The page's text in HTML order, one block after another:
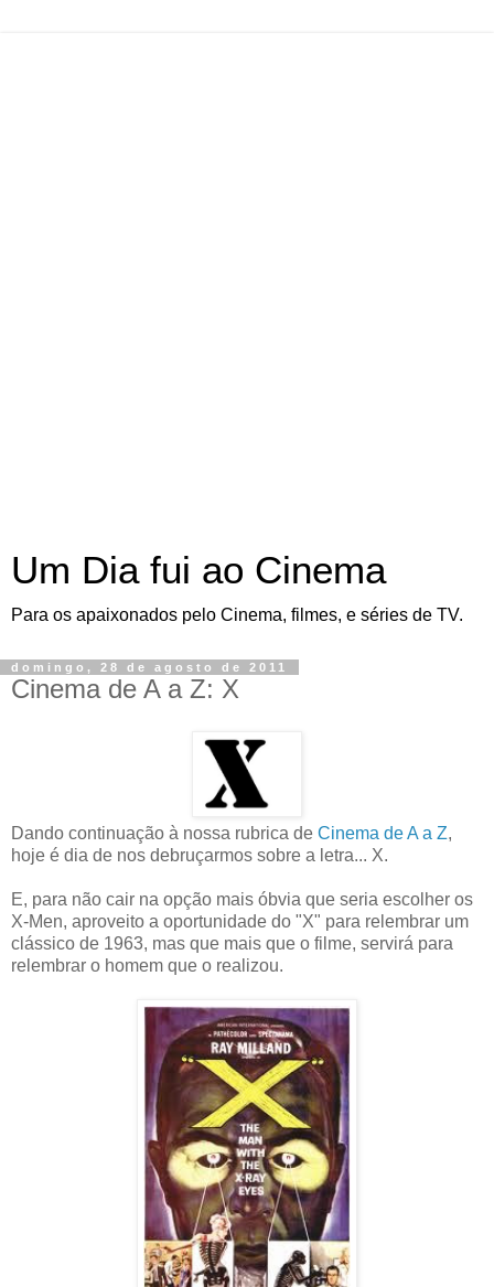
Um Dia fui ao Cinema
Para os apaixonados pelo Cinema, filmes, e séries de TV.
domingo, 28 de agosto de 2011
Cinema de A a Z: X
Dando continuação à nossa rubrica de Cinema de A a Z,
hoje é dia de nos debruçarmos sobre a letra... X.
E, para não cair na opção mais óbvia que seria escolher os
X-Men, aproveito a oportunidade do "X" para relembrar um
clássico de 1963, mas que mais que o filme, servirá para
relembrar o homem que o realizou.